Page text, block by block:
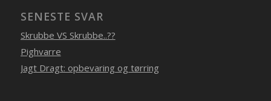
SENESTE SVAR
Skrubbe VS Skrubbe..??
Pighvarre
Jagt Dragt: opbevaring og tørring